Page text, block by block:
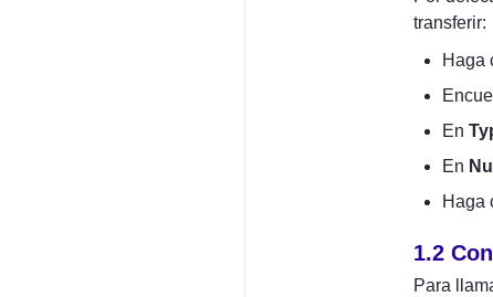
transferir:
Haga
En
En
Haga
1.2
Para